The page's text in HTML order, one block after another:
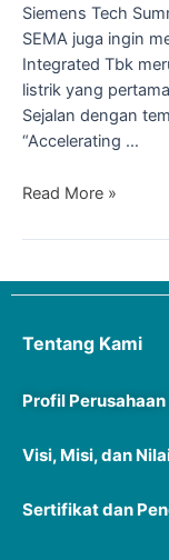
Siemens Tech
SEMA juga ingin
Integrated Tbk
listrik yang
Sejalan dengan
“Accelerating …
Read More »
Tentang Kami
Profil Perusahaan
Visi, Misi, dan
Sertifikat dan